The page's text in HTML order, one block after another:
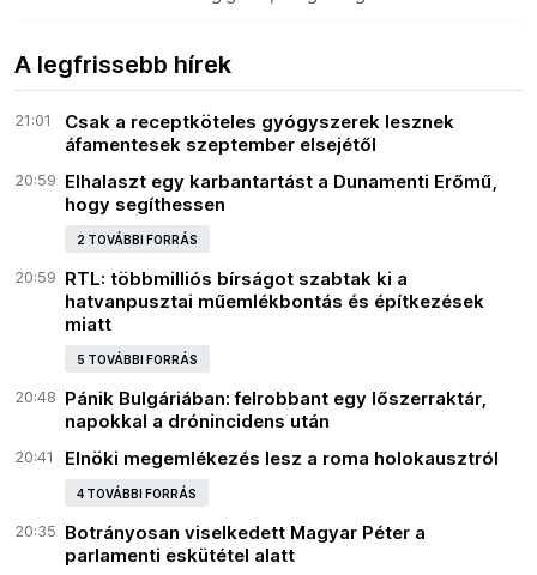
A legfrissebb hírek
21:01
Csak a receptköteles gyógyszerek lesznek
áfamentesek szeptember elsejétől
20:59 Elhalaszt egy karbantartást a Dunamenti Erőmű,
hogy segíthessen
2 TOVÁBBI FORRÁS
20:59 RTL: többmilliós bírságot szabtak ki a
hatvanpusztai műemlékbontás és építkezések
miatt
5 TOVÁBBI FORRÁS
20:48 Pánik Bulgáriában: felrobbant egy lőszerraktár,
napokkal a drónincidens után
20:41 Elnöki megemlékezés lesz a roma holokausztról
4 TOVÁBBI FORRÁS
20:35 Botrányosan viselkedett Magyar Péter a
parlamenti eskütétel alatt